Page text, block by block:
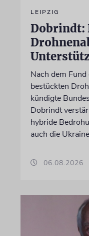
LEIPZIG
Dobrindt:
Nach dem
bestückten
kündigte
Dobrindt
hybride
auch die
06.08.2026